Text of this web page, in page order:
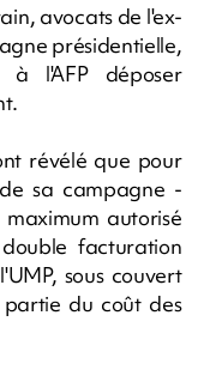
avocats de l'ex-
présidentielle,
à l'AFP déposer
révélé que pour
sa campagne -
autorisé
facturation
sous couvert
partie du coût des